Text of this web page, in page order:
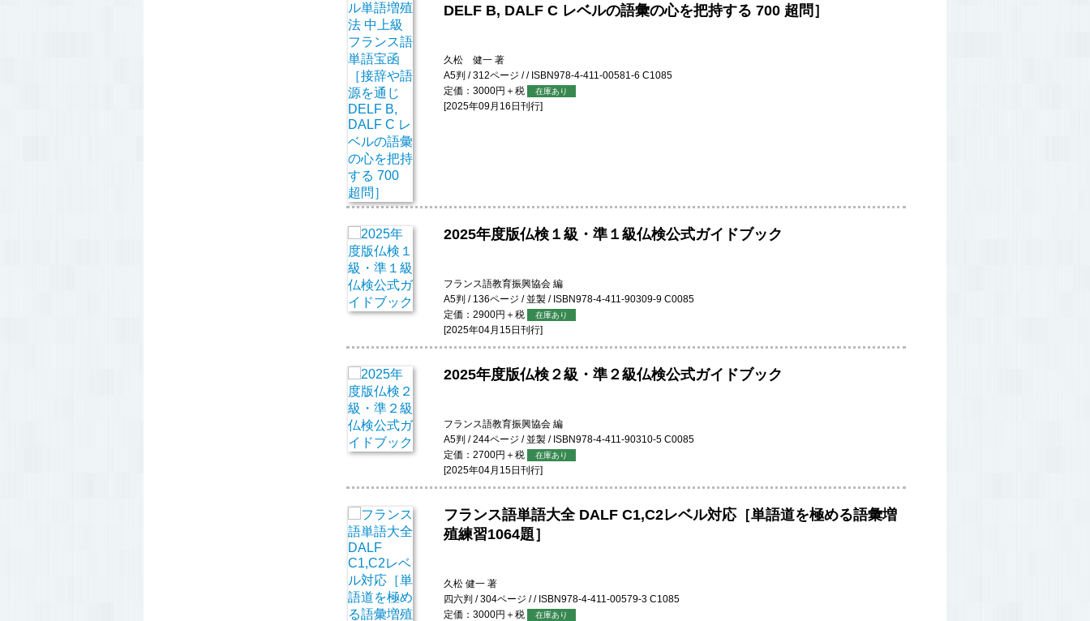
DELF B, DALF C レベルの語彙の心を把持する 700 超問］
久松 健一 著
A5判 / 312ページ / / ISBN978-4-411-00581-6 C1085
定価：3000円＋税
在庫あり
[2025年09月16日刊行]
2025年度版仏検１級・準１級仏検公式ガイドブック
フランス語教育振興協会 編
A5判 / 136ページ / 並製 / ISBN978-4-411-90309-9 C0085
定価：2900円＋税
在庫あり
[2025年04月15日刊行]
2025年度版仏検２級・準２級仏検公式ガイドブック
フランス語教育振興協会 編
A5判 / 244ページ / 並製 / ISBN978-4-411-90310-5 C0085
定価：2700円＋税
在庫あり
[2025年04月15日刊行]
フランス語単語大全 DALF C1,C2レベル対応［単語道を極める語彙増
殖練習1064題］
久松 健一 著
四六判 / 304ページ / / ISBN978-4-411-00579-3 C1085
定価：3000円＋税
在庫あり